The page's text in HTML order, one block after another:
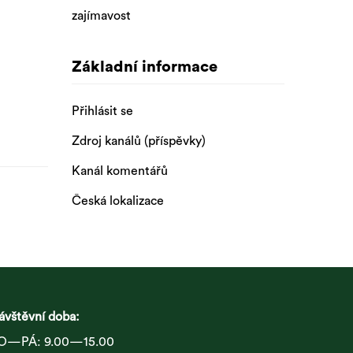
zajímavost
Základní informace
Přihlásit se
Zdroj kanálů (příspěvky)
Kanál komentářů
Česká lokalizace
doba:
9.00—15.00